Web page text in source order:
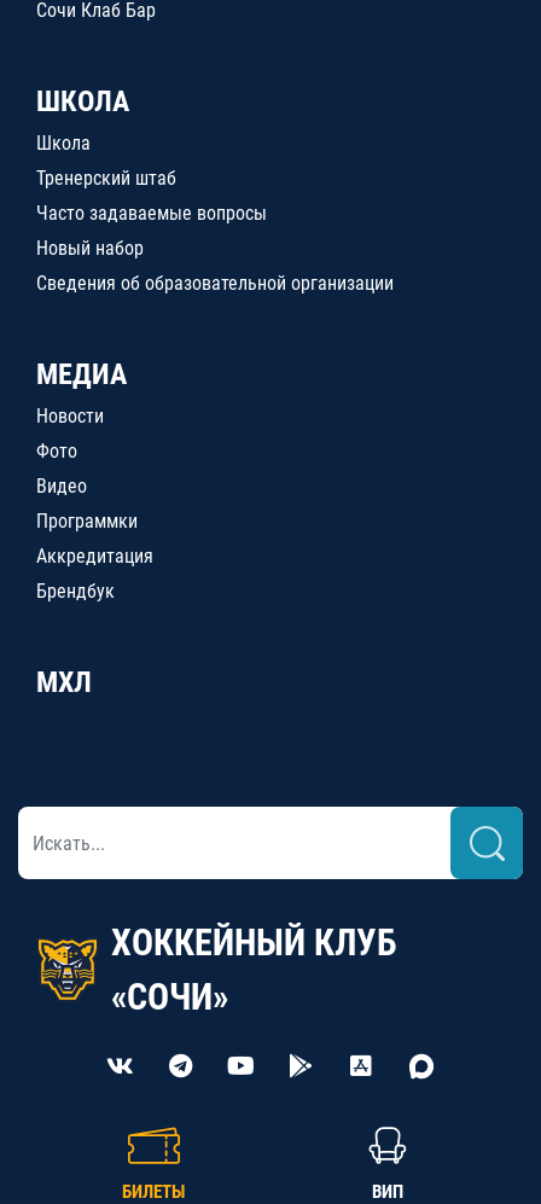
Сочи Клаб Бар
ШКОЛА
Школа
Тренерский штаб
Часто задаваемые вопросы
Новый набор
Сведения об образовательной организации
МЕДИА
Новости
Фото
Видео
Программки
Аккредитация
Брендбук
МХЛ
ХОККЕЙНЫЙ КЛУБ
«СОЧИ»
БИЛЕТЫ ВИП